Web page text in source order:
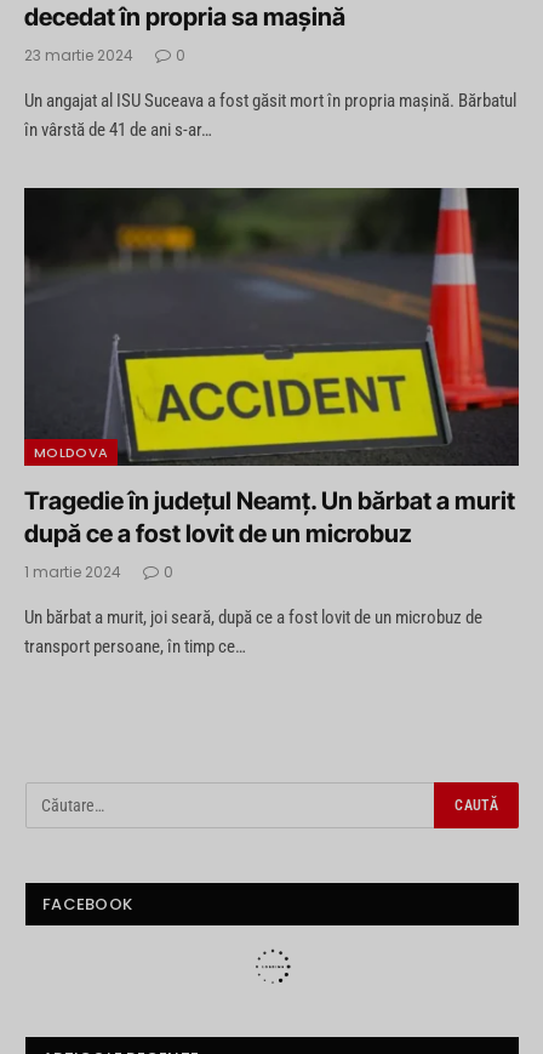
decedat în propria sa mașină
23 martie 2024 0
Un angajat al ISU Suceava a fost găsit mort în propria mașină. Bărbatul
în vârstă de 41 de ani s-ar…
MOLDOVA
Tragedie în județul Neamț. Un bărbat a murit
după ce a fost lovit de un microbuz
1 martie 2024 0
Un bărbat a murit, joi seară, după ce a fost lovit de un microbuz de
transport persoane, în timp ce…
FACEBOOK